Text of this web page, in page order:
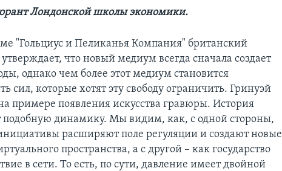
Лондонской школы экономики.
"Гольциус и Пеликанья Компания" британский
что новый медиум всегда сначала создает
однако чем более этот медиум становится
сил, которые хотят эту свободу ограничить. Гринуэй
примере появления искусства гравюры. История
подобную динамику. Мы видим, как, с одной стороны,
расширяют поле регуляции и создают новые
пространства, а с другой – как государство
в сети. То есть, по сути, давление имеет двойной